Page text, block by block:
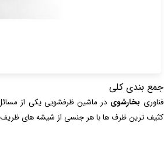
جمع بندی کلی
فناوری بخارشوی در ماشین ظرفشویی یکی از
کثیف ترین ظرف ها با هر جنسی از شیشه های ظریف